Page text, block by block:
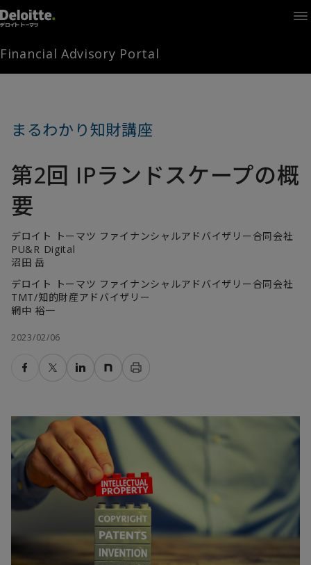
Home
Times
Channel
Library
お問い合わせ
FAMとは
FA Portal
ログイン
Financial Advisory Portal
まるわかり知財講座
第2回 IPランドスケープの概
要
デロイト トーマツ ファイナンシャルアドバイザリー合同会社
PU&R Digital
沼田 岳
デロイト トーマツ ファイナンシャルアドバイザリー合同会社
TMT/知的財産アドバイザリー
網中 裕一
2023/02/06